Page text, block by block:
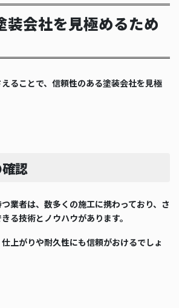
装会社を見極めるため
ることで、信頼性のある塗装会社を見極
認
業者は、数多くの施工に携わっており、さ
る技術とノウハウがあります。
上がりや耐久性にも信頼がおけるでしょ